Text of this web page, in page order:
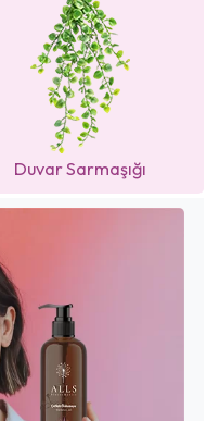
Duvar Sarmaşığı